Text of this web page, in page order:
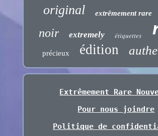
original extrêmement rare
noir extremely étiquettes
précieux édition
Extrêmement Rare
Pour nous joindre
Politique de